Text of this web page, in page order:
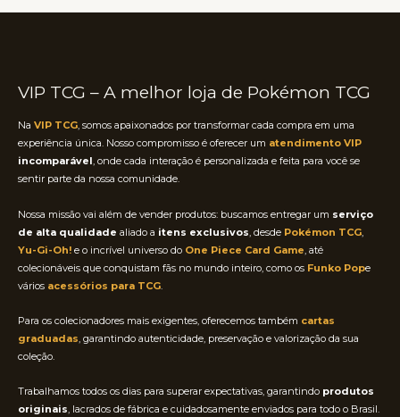
VIP TCG – A melhor loja de Pokémon TCG
Na VIP TCG, somos apaixonados por transformar cada compra em uma
experiência única. Nosso compromisso é oferecer um atendimento VIP
incomparável, onde cada interação é personalizada e feita para você se
sentir parte da nossa comunidade.
Nossa missão vai além de vender produtos: buscamos entregar um serviço
de alta qualidade aliado a itens exclusivos , desde Pokémon TCG
Yu-Gi-Oh! e o incrível universo do One Piece Card Game , até
colecionáveis que conquistam fãs no mundo inteiro, como os Funko Pope
vários acessórios para TCG
Para os colecionadores mais exigentes, oferecemos também cartas
graduadas, garantindo autenticidade, preservação e valorização da sua
coleção.
Trabalhamos todos os dias para superar expectativas, garantindo produtos
originais, lacrados de fábrica e cuidadosamente enviados para todo o Brasil.